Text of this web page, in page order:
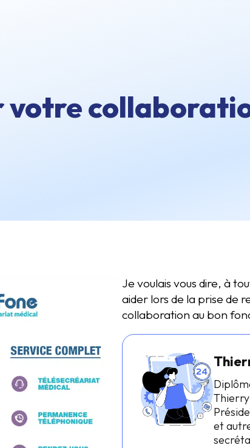
votre
Je voulais vous dire, à
aider lors de la prise de
collaboration au bon
et